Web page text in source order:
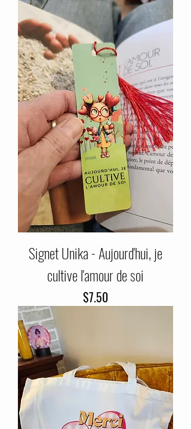
Signet Unika - Aujourd'hui, je
cultive l'amour de soi
Price
$7.50